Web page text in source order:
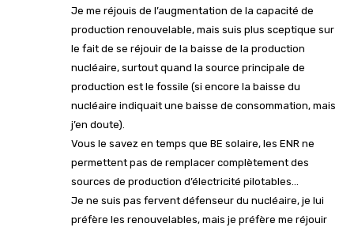
Je me réjouis de l’augmentation de la capacité de
production renouvelable, mais suis plus sceptique sur
le fait de se réjouir de la baisse de la production
nucléaire, surtout quand la source principale de
production est le fossile (si encore la baisse du
nucléaire indiquait une baisse de consommation, mais
j’en doute).
Vous le savez en temps que BE solaire, les ENR ne
permettent pas de remplacer complètement des
sources de production d’électricité pilotables…
Je ne suis pas fervent défenseur du nucléaire, je lui
préfère les renouvelables, mais je préfère me réjouir